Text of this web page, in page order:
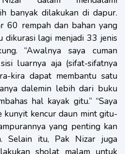
banyak dilakukan di dapur.
60 rempah dan bahan yang
dikurasi lagi menjadi 33 jenis
“Awalnya saya cuman
luarnya aja (sifat-sifatnya
kira dapat membantu satu
dalemin lebih dari buku
hal kayak gitu.” “Saya
kunyit kencur daun mint gitu-
yang penting kan
Selain itu, Pak Nizar juga